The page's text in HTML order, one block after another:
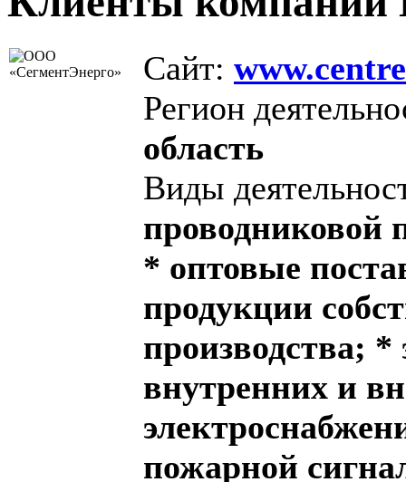
Сайт:
Регион
область
Виды
проводниковой
* оптовые
продукции
производства;
внутренних и
пожарной